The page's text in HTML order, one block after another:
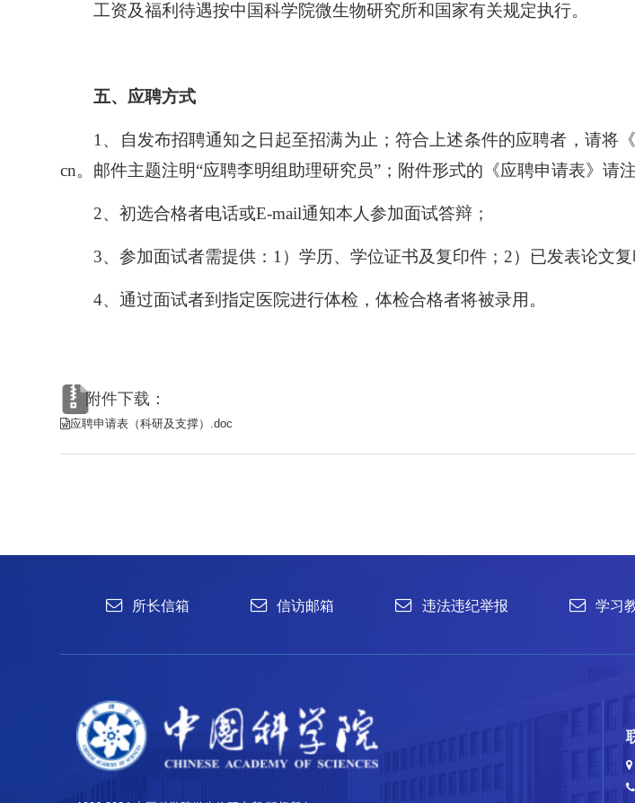
工资及福利待遇按中国科学院微生物研究所和国家有关规定执行。
五、应聘方式
1、自发布招聘通知之日起至招满为止；符合上述条件的应聘者，请将
cn。邮件主题注明“应聘李明组助理研究员”；附件形式的《应聘申请表》请
2、初选合格者电话或E-mail通知本人参加面试答辩；
3、参加面试者需提供：1）学历、学位证书及复印件；2）已发表论文
4、通过面试者到指定医院进行体检，体检合格者将被录用。
附件下载：
应聘申请表（科研及支撑）.doc
1996-2024 中国科学院微生物研究所 版权所有
备案序号：京ICP备06066622号-1